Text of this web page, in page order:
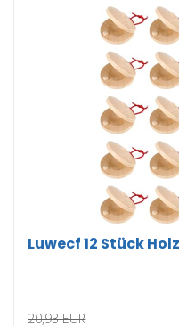
Luwecf 12 Stück
20,93 EUR